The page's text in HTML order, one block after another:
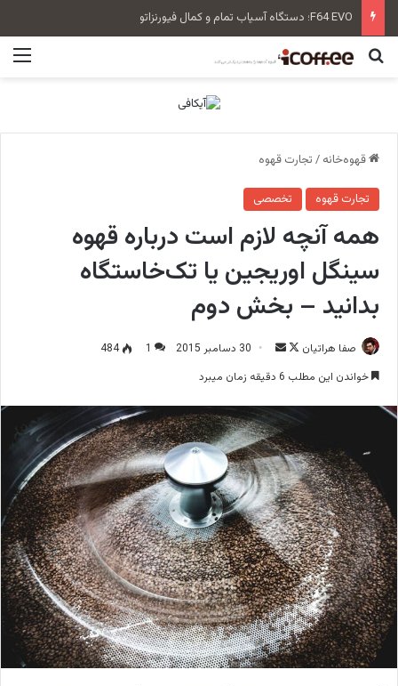
سن‌رمو زویی بلند Tall Cup
جستجو برای
قهوه‌خانه / تجارت قهوه
تجارت قهوه تخصصی
همه آنچه لازم است درباره قهوه
سینگل اوریجین یا تک‌خاستگاه
بدانید – بخش دوم
صفا هراتیان
F
o
l
o
w
o
n
X
ا
ل
ا
ی
م
ی
ل
30 دسامبر 2015 1
484
خواندن این مطلب 6 دقیقه زمان میبرد